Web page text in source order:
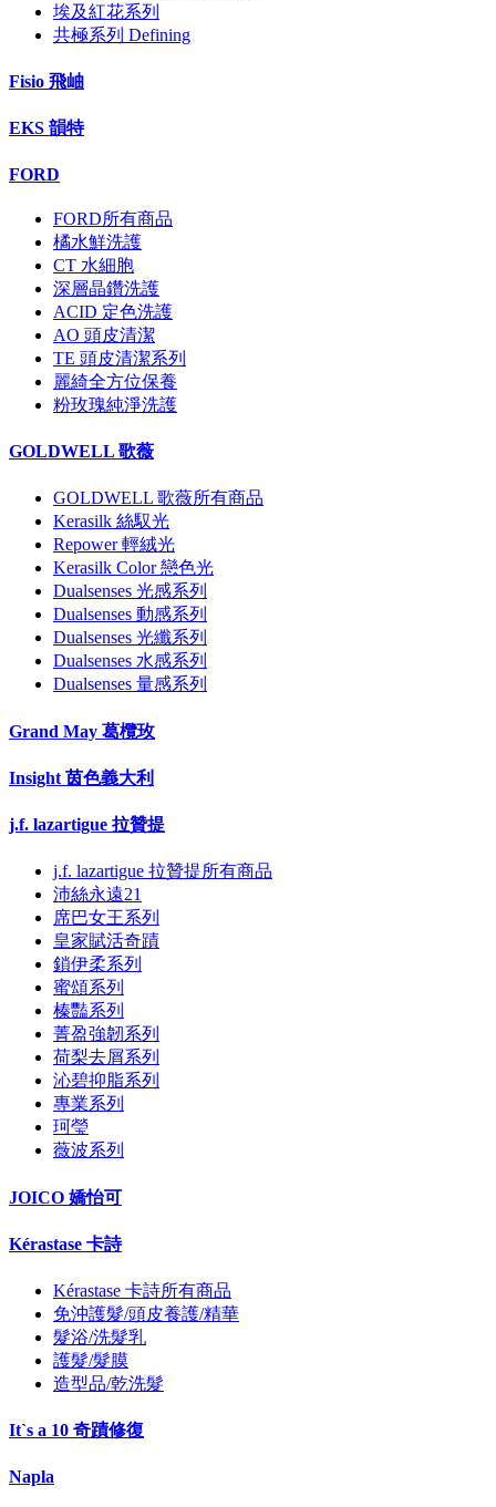
埃及紅花系列
共極系列 Defining
Fisio 飛岫
EKS 韻特
FORD
FORD所有商品
橘水鮮洗護
CT 水細胞
深層晶鑽洗護
ACID 定色洗護
AO 頭皮清潔
TE 頭皮清潔系列
麗綺全方位保養
粉玫瑰純淨洗護
GOLDWELL 歌薇
GOLDWELL 歌薇所有商品
Kerasilk 絲馭光
Repower 輕絨光
Kerasilk Color 戀色光
Dualsenses 光感系列
Dualsenses 動感系列
Dualsenses 光纖系列
Dualsenses 水感系列
Dualsenses 量感系列
Grand May 葛欖玫
Insight 茵色義大利
j.f. lazartigue 拉贊提
j.f. lazartigue 拉贊提所有商品
沛絲永遠21
席巴女王系列
皇家賦活奇蹟
鎖伊柔系列
蜜頌系列
榛豔系列
菁盈強韌系列
荷梨去屑系列
沁碧抑脂系列
專業系列
珂瑩
薇波系列
JOICO 嬌怡可
Kérastase 卡詩
Kérastase 卡詩所有商品
免沖護髮/頭皮養護/精華
髮浴/洗髮乳
護髮/髮膜
造型品/乾洗髮
It`s a 10 奇蹟修復
Napla